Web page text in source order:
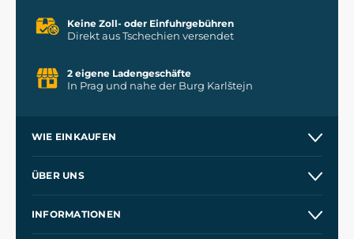
Keine Zoll- oder Einfuhrgebühren
Direkt aus Tschechien versendet
2 eigene Ladengeschäfte
In Prag und nahe der Burg Karlštejn
WIE EINKAUFEN
Kontakt
ÜBER UNS
INFORMATIONEN